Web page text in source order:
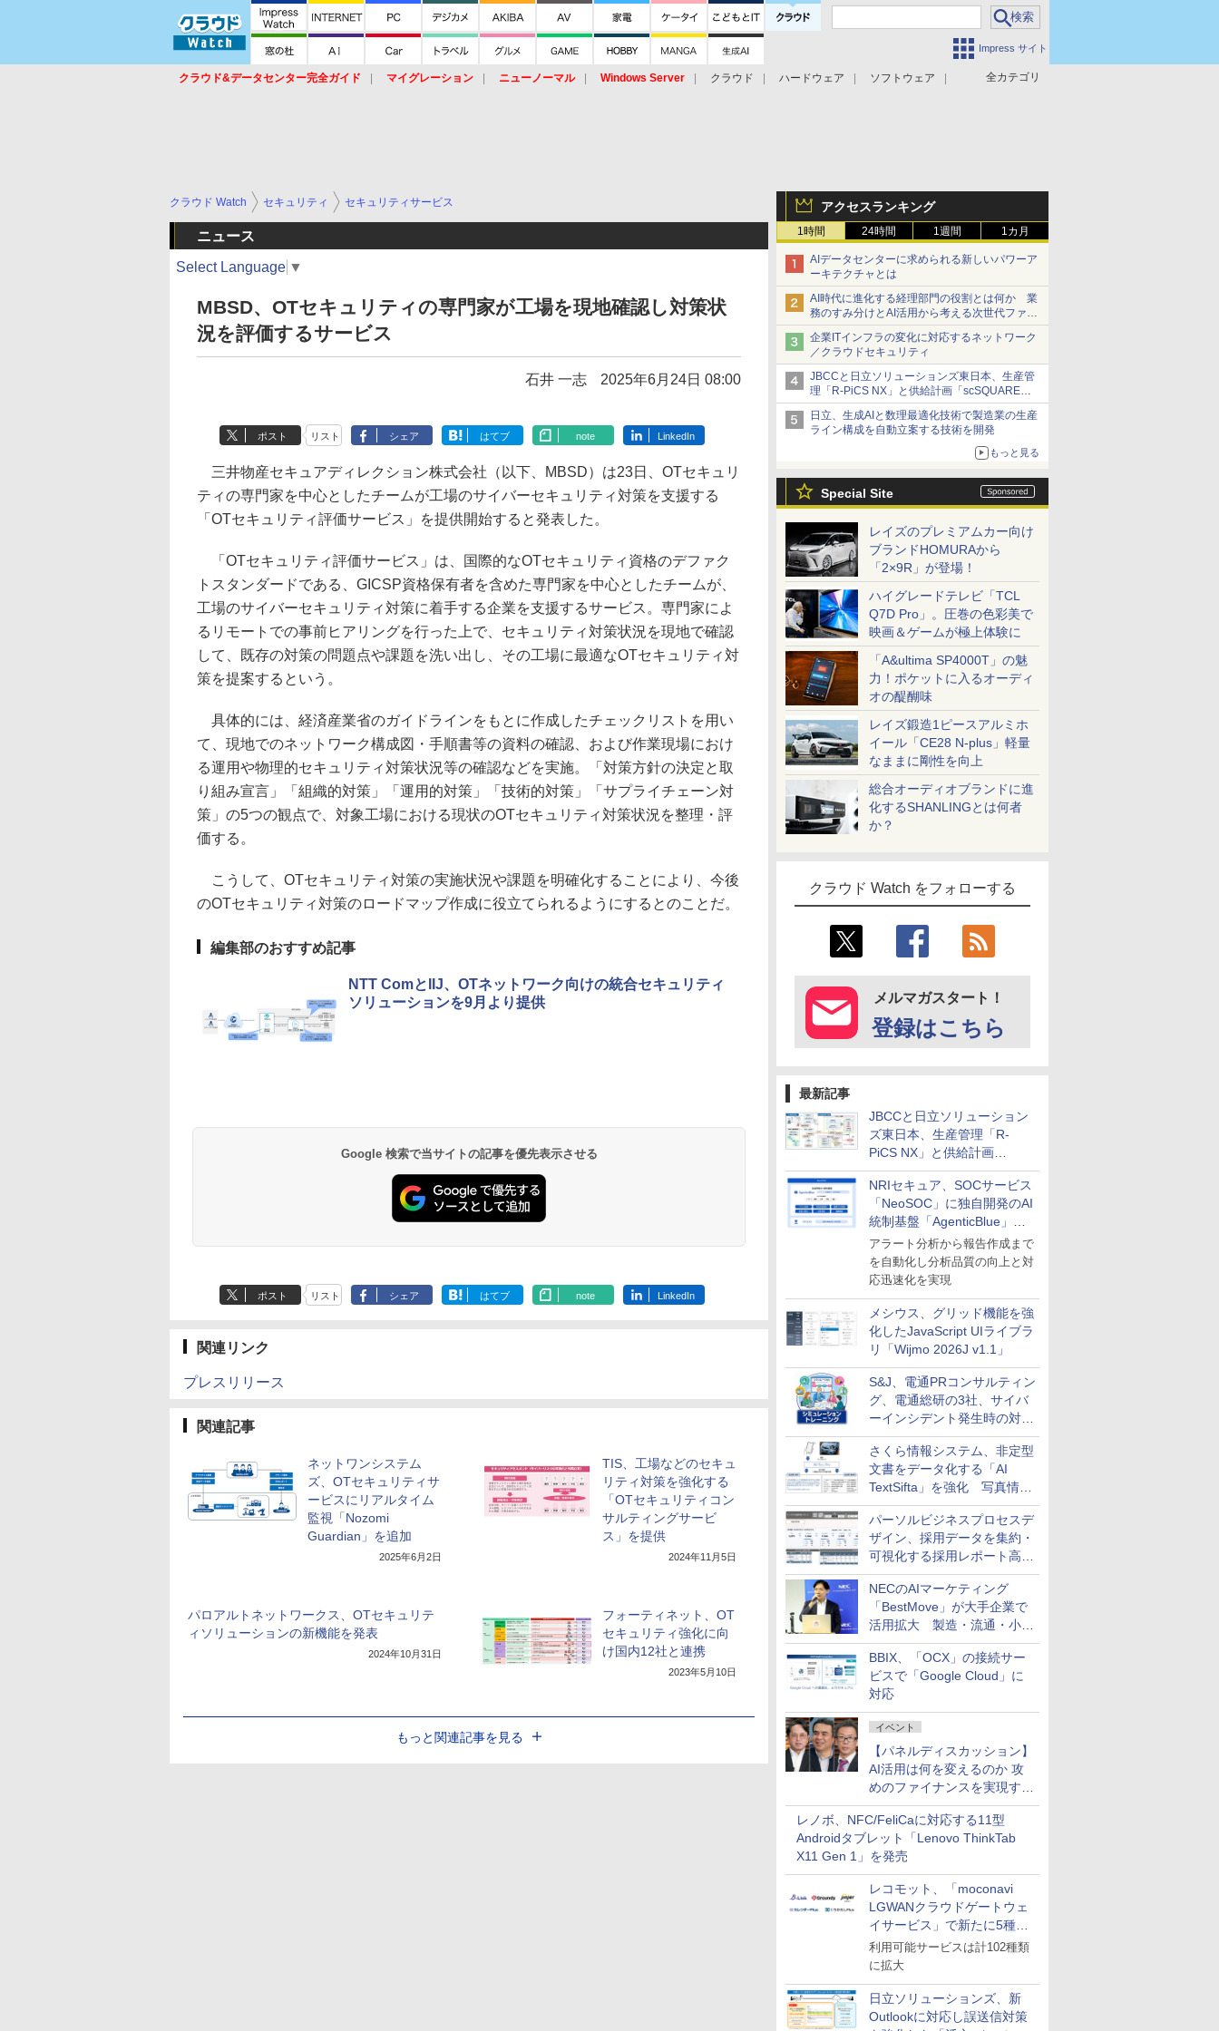
Impress サイト
全カテゴリ
クラウド&データセンター完全ガイド マイグレーション ニューノーマル Windows Server クラウド ハードウェア
ソフトウェア
アクセスランキング
1時間 24時間 1週間 1カ月
AIデータセンターに求められる新しいパワーア
ーキテクチャとは
AI時代に進化する経理部門の役割とは何か 業
務のすみ分けとAI活用から考える次世代ファイ
ナンス戦略
企業ITインフラの変化に対応するネットワーク
／クラウドセキュリティ
JBCCと日立ソリューションズ東日本、生産管
理「R-PiCS NX」と供給計画「scSQUARE
ISP」の連携サービスを提供開始
日立、生成AIと数理最適化技術で製造業の生産
ライン構成を自動立案する技術を開発
もっと見る
Special Site
レイズのプレミアムカー向け
ブランドHOMURAから
「2×9R」が登場！
ハイグレードテレビ「TCL
Q7D Pro」。圧巻の色彩美で
映画＆ゲームが極上体験に
「A&ultima SP4000T」の魅
力！ポケットに入るオーディ
オの醍醐味
レイズ鍛造1ピースアルミホ
イール「CE28 N-plus」軽量
なままに剛性を向上
総合オーディオブランドに進
化するSHANLINGとは何者
か？
クラウド Watch をフォローする
メルマガスタート！
登録はこちら
最新記事
JBCCと日立ソリューション
ズ東日本、生産管理「R-
PiCS NX」と供給計画
「scSQUARE ISP」の連携サ
ービスを提供開始
NRIセキュア、SOCサービス
「NeoSOC」に独自開発のAI
統制基盤「AgenticBlue」を
導入
アラート分析から報告作成まで
を自動化し分析品質の向上と対
応迅速化を実現
メシウス、グリッド機能を強
化したJavaScript UIライブラ
リ「Wijmo 2026J v1.1」
S&J、電通PRコンサルティン
グ、電通総研の3社、サイバ
ーインシデント発生時の対応
と危機管理広報を一体的に訓
練するプログラムを提供
さくら情報システム、非定型
文書をデータ化する「AI
TextSifta」を強化 写真情報
のデータ化などに対応
パーソルビジネスプロセスデ
ザイン、採用データを集約・
可視化する採用レポート高速
化サービスを提供
NECのAIマーケティング
「BestMove」が大手企業で
活用拡大 製造・流通・小売
企業・広告代理店などが実装
フェーズへ
BBIX、「OCX」の接続サー
ビスで「Google Cloud」に
対応
イベント
【パネルディスカッション】
AI活用は何を変えるのか 攻
めのファイナンスを実現する
業務設計とマインドセット変
革
レノボ、NFC/FeliCaに対応する11型
Androidタブレット「Lenovo ThinkTab
X11 Gen 1」を発売
レコモット、「moconavi
LGWANクラウドゲートウェ
イサービス」で新たに5種類
のサービスと連携開始
利用可能サービスは計102種類
に拡大
日立ソリューションズ、新
Outlookに対応し誤送信対策
クラウド Watch セキュリティ セキュリティサービス
ニュース
Select Language ▼
MBSD、OTセキュリティの専門家が工場を現地確認し対策状
況を評価するサービス
石井 一志 2025年6月24日 08:00
ポスト リスト シェア はてブ note LinkedIn
三井物産セキュアディレクション株式会社（以下、MBSD）は23日、OTセキュリ
ティの専門家を中心としたチームが工場のサイバーセキュリティ対策を支援する
「OTセキュリティ評価サービス」を提供開始すると発表した。
「OTセキュリティ評価サービス」は、国際的なOTセキュリティ資格のデファク
トスタンダードである、GICSP資格保有者を含めた専門家を中心としたチームが、
工場のサイバーセキュリティ対策に着手する企業を支援するサービス。専門家によ
るリモートでの事前ヒアリングを行った上で、セキュリティ対策状況を現地で確認
して、既存の対策の問題点や課題を洗い出し、その工場に最適なOTセキュリティ対
策を提案するという。
具体的には、経済産業省のガイドラインをもとに作成したチェックリストを用い
て、現地でのネットワーク構成図・手順書等の資料の確認、および作業現場におけ
る運用や物理的セキュリティ対策状況等の確認などを実施。「対策方針の決定と取
り組み宣言」「組織的対策」「運用的対策」「技術的対策」「サプライチェーン対
策」の5つの観点で、対象工場における現状のOTセキュリティ対策状況を整理・評
価する。
こうして、OTセキュリティ対策の実施状況や課題を明確化することにより、今後
のOTセキュリティ対策のロードマップ作成に役立てられるようにするとのことだ。
編集部のおすすめ記事
NTT ComとIIJ、OTネットワーク向けの統合セキュリティ
ソリューションを9月より提供
Google 検索で当サイトの記事を優先表示させる
ポスト リスト シェア はてブ note LinkedIn
関連リンク
プレスリリース
関連記事
ネットワンシステム
ズ、OTセキュリティサ
ービスにリアルタイム
監視「Nozomi
Guardian」を追加
2025年6月2日
TIS、工場などのセキュ
リティ対策を強化する
「OTセキュリティコン
サルティングサービ
ス」を提供
2024年11月5日
パロアルトネットワークス、OTセキュリテ
ィソリューションの新機能を発表
2024年10月31日
フォーティネット、OT
セキュリティ強化に向
け国内12社と連携
2023年5月10日
もっと関連記事を見る